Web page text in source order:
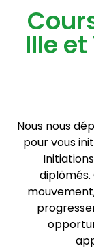
Ille
Nous nous
pour vous
Initiations
diplômés.